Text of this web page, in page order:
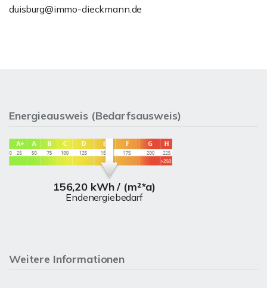
duisburg@immo-dieckmann.de
Energieausweis (Bedarfsausweis)
156,20 kWh / (m²*a)
Endenergiebedarf
Weitere Informationen